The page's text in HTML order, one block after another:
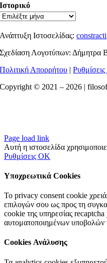
Ιστορικό
Ανάπτυξη Ιστοσελίδας:constracti
Σχεδίαση Λογοτύπων: Δήμητρα
Πολιτική Απορρήτου |
Copyright © 2021 – 2026 |
Page load link
Αυτή η ιστοσελίδα
Ρυθμίσεις OK
Υποχρεωτικά Cookies
Το privacy consent cookie
επιλογών σου ως προς τη
cookie της υπηρεσίας recaptcha
αυτοματοποιημένων υποβολών
Cookies Ανάλυσης